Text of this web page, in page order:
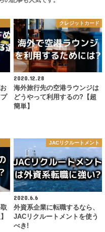
クレジットカード
2020.12.28
海外旅行先の空港ラウンジは
どうやって利用するの?【超
簡単】
JACリクルートメント
2020.6.6
外資系企業に転職するなら、
JACリクルートメントを使う
べき!